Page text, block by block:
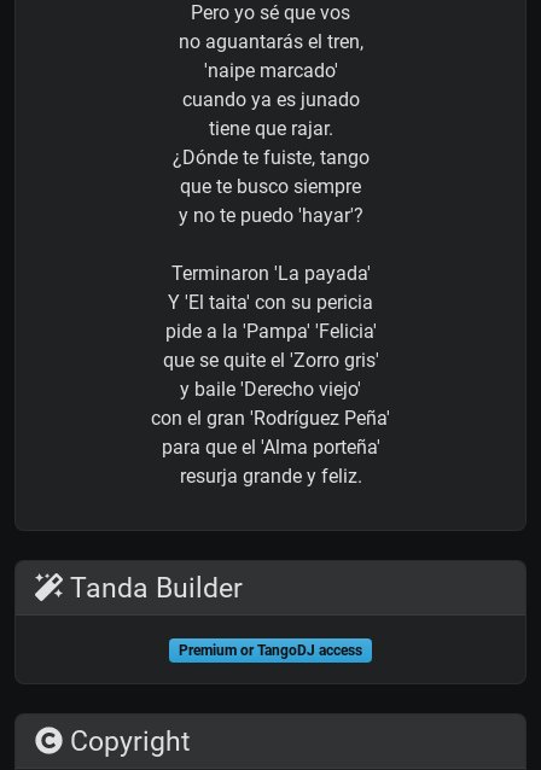
Pero yo sé que vos
no aguantarás el tren,
'naipe marcado'
cuando ya es junado
tiene que rajar.
¿Dónde te fuiste, tango
que te busco siempre
y no te puedo 'hayar'?
Terminaron 'La payada'
Y 'El taita' con su pericia
pide a la 'Pampa' 'Felicia'
que se quite el 'Zorro gris'
y baile 'Derecho viejo'
con el gran 'Rodríguez Peña'
para que el 'Alma porteña'
resurja grande y feliz.
Tanda Builder
Premium or TangoDJ access
Copyright